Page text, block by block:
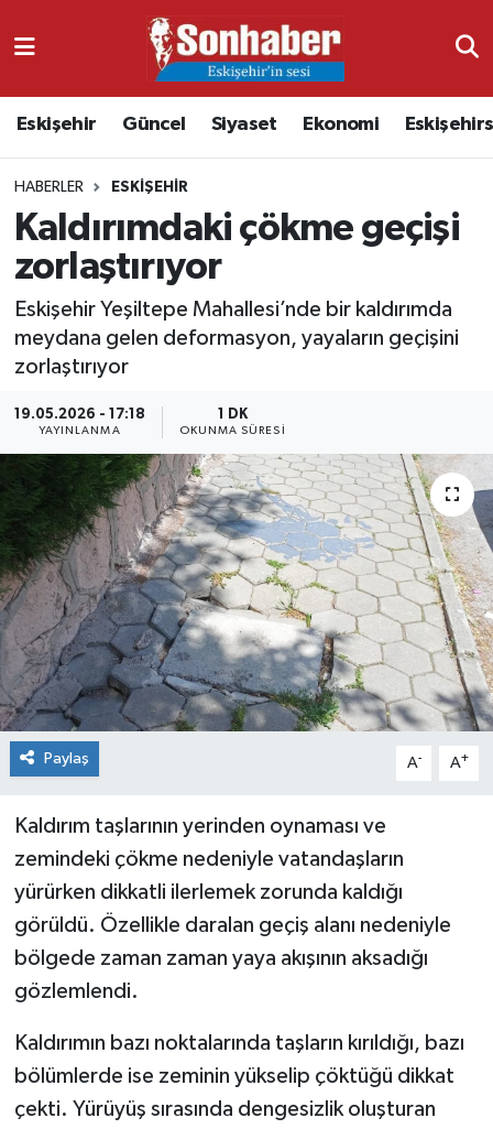
Eskişehir Güncel Siyaset Ekonomi
HABERLER ESKIŞEHIR
Kaldırımdaki çökme geçişi
zorlaştırıyor
Eskişehir Yeşiltepe Mahallesi’nde bir kaldırımda
meydana gelen deformasyon, yayaların geçişini
zorlaştırıyor
19.05.2026 - 17:18
YAYINLANMA
1 DK
OKUNMA SÜRESI
Paylaş A- A+
Kaldırım taşlarının yerinden oynaması ve
zemindeki çökme nedeniyle vatandaşların
yürürken dikkatli ilerlemek zorunda kaldığı
görüldü. Özellikle daralan geçiş alanı nedeniyle
bölgede zaman zaman yaya akışının aksadığı
gözlemlendi.
Kaldırımın bazı noktalarında taşların kırıldığı, bazı
bölümlerde ise zeminin yükselip çöktüğü dikkat
çekti. Yürüyüş sırasında dengesizlik oluşturan
Ekonomi
Güncel
Kültür & Sanat
Magazin
Resmi İlanlar
Sağlık
Siyaset
Spor
Nöbetçi Eczaneler
Namaz Vakitleri
Trafik Durumu
Süper Lig Puan Durumu ve Fikstür
Tüm Manşetler
Son Dakika Haberleri
Haber Arşivi